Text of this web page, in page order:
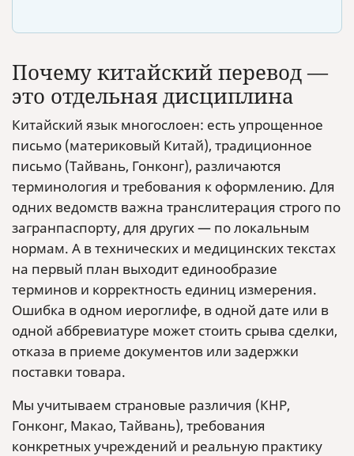
Почему китайский перевод —
это отдельная дисциплина
Китайский язык многослоен: есть упрощенное
письмо (материковый Китай), традиционное
письмо (Тайвань, Гонконг), различаются
терминология и требования к оформлению. Для
одних ведомств важна транслитерация строго по
загранпаспорту, для других — по локальным
нормам. А в технических и медицинских текстах
на первый план выходит единообразие
терминов и корректность единиц измерения.
Ошибка в одном иероглифе, в одной дате или в
одной аббревиатуре может стоить срыва сделки,
отказа в приеме документов или задержки
поставки товара.
Мы учитываем страновые различия (КНР,
Гонконг, Макао, Тайвань), требования
конкретных учреждений и реальную практику